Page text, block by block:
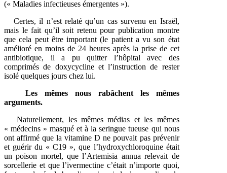
(« Maladies infectieuses émergentes »).
Certes, il n’est relaté qu’un cas survenu en Israël,
mais le fait qu’il soit retenu pour publication montre
que cela peut être important (le patient a vu son état
amélioré en moins de 24 heures après la prise de cet
antibiotique, il a pu quitter l’hôpital avec des
comprimés de doxycycline et l’instruction de rester
isolé quelques jours chez lui.
Les mêmes nous rabâchent les mêmes
arguments.
Naturellement, les mêmes médias et les mêmes
« médecins » masqué et à la seringue tueuse qui nous
ont affirmé que la vitamine D ne pouvait pas prévenir
et guérir du « C19 », que l’hydroxychloroquine était
un poison mortel, que l’Artemisia annua relevait de
sorcellerie et que l’ivermectine c’était n’importe quoi,